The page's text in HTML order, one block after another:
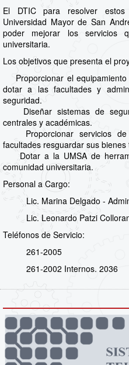
El DTIC para resolver
Universidad Mayor de San
poder mejorar los servicios
universitaria.
Los objetivos que presenta el
Proporcionar el equipamiento
dotar a las facultades y
seguridad.
Diseñar sistemas de
centrales y académicas.
Proporcionar servicios de
facultades resguardar sus
Dotar a la UMSA de
comunidad universitaria.
Personal a Cargo:
Lic. Marina Delgado -
Lic. Leonardo Patzi
Teléfonos de Servicio:
261-2005
261-2002 Internos. 2036